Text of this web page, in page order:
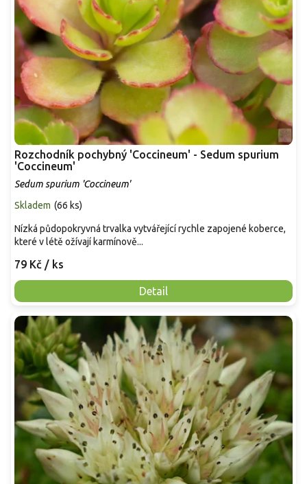
Rozchodník pochybný 'Coccineum' - Sedum spurium
'Coccineum'
Sedum spurium 'Coccineum'
Skladem (66 ks)
79 Kč / ks
Detail
Nízká půdopokryvná trvalka vytvářející rychle zapojené koberce,
které v létě ožívají karmínově...